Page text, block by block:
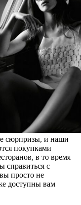
сюрпризы, и наши
покупками
в то время
справиться с
просто не
доступны вам